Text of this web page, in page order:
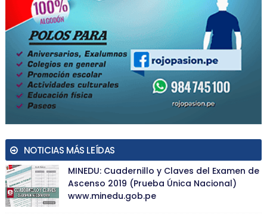
NOTICIAS MÁS LEÍDAS
MINEDU: Cuadernillo y Claves del Examen de
Ascenso 2019 (Prueba Única Nacional)
www.minedu.gob.pe